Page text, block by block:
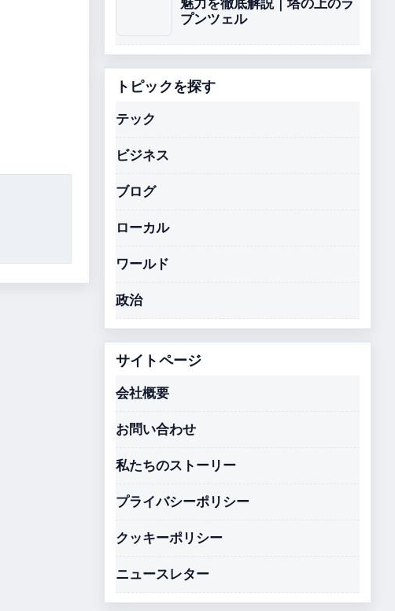
プンツェル
トピックを探す
テック
ビジネス
ブログ
ローカル
ワールド
政治
サイトページ
会社概要
お問い合わせ
私たちのストーリー
プライバシーポリシー
クッキーポリシー
ニュースレター